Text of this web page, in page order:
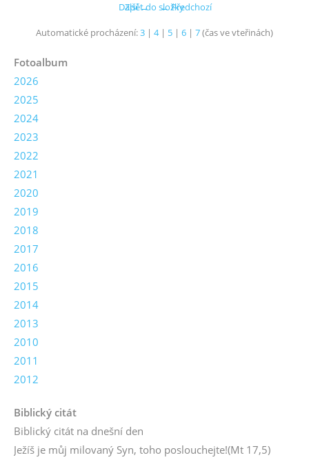
← Předchozí
Další →
Zpět do složky
Automatické procházení:3 | 4| 5 | 6 | 7(čas ve vteřinách)
Fotoalbum
2026
2025
2024
2023
2022
2021
2020
2019
2018
2017
2016
2015
2014
2013
2010
2011
2012
Biblický citát
Biblický citát na dnešní den
Ježíš je můj milovaný Syn, toho poslouchejte!(Mt 17,5)